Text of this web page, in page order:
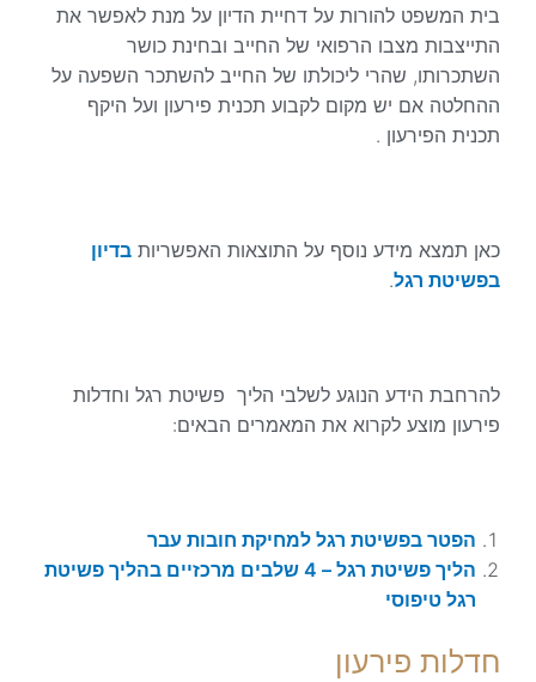
בית המשפט להורות על דחיית הדיון על מנת לאפשר את
התייצבות מצבו הרפואי של החייב ובחינת כושר
השתכרותו, שהרי ליכולתו של החייב להשתכר השפעה על
ההחלטה אם יש מקום לקבוע תכנית פירעון ועל היקף
תכנית הפירעון .
כאן תמצא מידע נוסף על התוצאות האפשריות בדיון
בפשיטת רגל.
להרחבת הידע הנוגע לשלבי הליך פשיטת רגל וחדלות
פירעון מוצע לקרוא את המאמרים הבאים:
הפטר בפשיטת רגל למחיקת חובות עבר
הליך פשיטת רגל – 4 שלבים מרכזיים בהליך פשיטת
רגל טיפוסי
חדלות פירעון